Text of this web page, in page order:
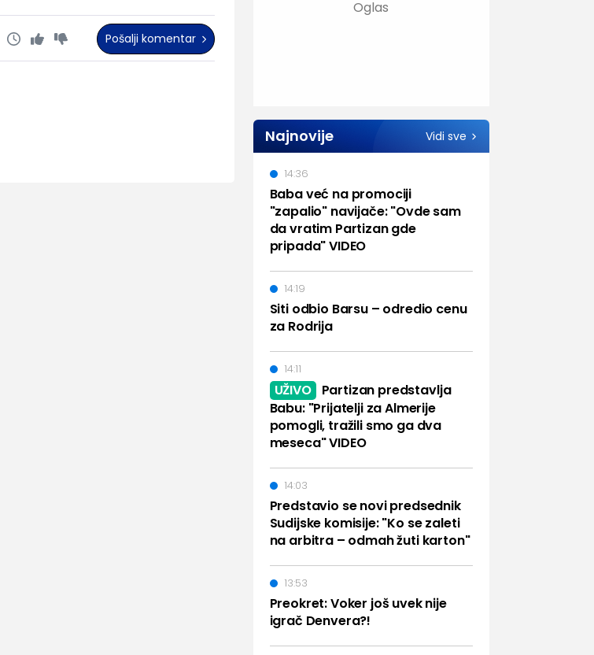
Pošalji komentar
Najnovije Vidi sve
Baba već na promociji
"zapalio" navijače: "Ovde sam
da vratim Partizan gde
pripada" VIDEO
14:36
Siti odbio Barsu – odredio cenu
za Rodrija
14:19
UŽIVO
Partizan predstavlja
Babu: "Prijatelji za Almerije
pomogli, tražili smo ga dva
meseca" VIDEO
14:11
Predstavio se novi predsednik
Sudijske komisije: "Ko se zaleti
na arbitra – odmah žuti karton"
14:03
Preokret: Voker još uvek nije
igrač Denvera?!
13:53